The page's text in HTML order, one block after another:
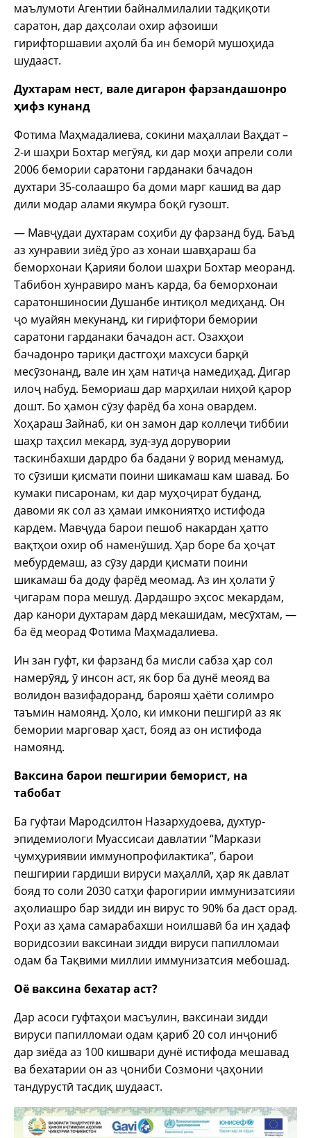
маълумоти Агентии байналмилалии тадқиқоти
саратон, дар даҳсолаи охир афзоиши
гирифторшавии аҳолӣ ба ин беморӣ мушоҳида
шудааст.
Духтарам нест, вале дигарон фарзандашонро
ҳифз кунанд
Фотима Маҳмадалиева, сокини маҳаллаи Ваҳдат –
2-и шаҳри Бохтар мегӯяд, ки дар моҳи апрели соли
2006 бемории саратони гарданаки бачадон
духтари 35-солаашро ба доми марг кашид ва дар
дили модар алами якумра боқӣ гузошт.
— Мавҷудаи духтарам соҳиби ду фарзанд буд. Баъд
аз хунравии зиёд ӯро аз хонаи шавҳараш ба
беморхонаи Қарияи болои шаҳри Бохтар меоранд.
Табибон хунравиро манъ карда, ба беморхонаи
саратоншиносии Душанбе интиқол медиҳанд. Он
ҷо муайян мекунанд, ки гирифтори бемории
саратони гарданаки бачадон аст. Озахҳои
бачадонро тариқи дастгоҳи махсуси барқӣ
месӯзонанд, вале ин ҳам натиҷа намедиҳад. Дигар
илоҷ набуд. Бемориаш дар марҳилаи ниҳоӣ қарор
дошт. Бо ҳамон сӯзу фарёд ба хона овардем.
Хоҳараш Зайнаб, ки он замон дар коллеҷи тиббии
шаҳр таҳсил мекард, зуд-зуд дорувории
таскинбахши дардро ба бадани ӯ ворид менамуд,
то сӯзиши қисмати поини шикамаш кам шавад. Бо
кумаки писаронам, ки дар муҳоҷират буданд,
давоми як сол аз ҳамаи имкониятҳо истифода
кардем. Мавҷуда барои пешоб накардан ҳатто
вақтҳои охир об наменӯшид. Ҳар боре ба ҳоҷат
мебурдемаш, аз сӯзу дарди қисмати поини
шикамаш ба доду фарёд меомад. Аз ин ҳолати ӯ
ҷигарам пора мешуд. Дардашро эҳсос мекардам,
дар канори духтарам дард мекашидам, месӯхтам, —
ба ёд меорад Фотима Маҳмадалиева.
Ин зан гуфт, ки фарзанд ба мисли сабза ҳар сол
намерӯяд, ӯ инсон аст, як бор ба дунё меояд ва
волидон вазифадоранд, барояш ҳаёти солимро
таъмин намоянд. Ҳоло, ки имкони пешгирӣ аз як
бемории марговар ҳаст, бояд аз он истифода
намоянд.
Ваксина барои пешгирии беморист, на
табобат
Ба гуфтаи Мародсилтон Назархудоева, духтур-
эпидемиологи Муассисаи давлатии “Маркази
ҷумҳуриявии иммунопрофилактика”, барои
пешгирии гардиши вируси маҳаллӣ, ҳар як давлат
бояд то соли 2030 сатҳи фарогирии иммунизатсияи
аҳолиашро бар зидди ин вирус то 90% ба даст орад.
Роҳи аз ҳама самарабахши ноилшавӣ ба ин ҳадаф
воридсозии ваксинаи зидди вируси папилломаи
одам ба Тақвими миллии иммунизатсия мебошад.
Оё ваксина бехатар аст?
Дар асоси гуфтаҳои масъулин, ваксинаи зидди
вируси папилломаи одам қариб 20 сол инҷониб
дар зиёда аз 100 кишвари дунё истифода мешавад
ва бехатарии он аз ҷониби Созмони ҷаҳонии
тандурустӣ тасдиқ шудааст.